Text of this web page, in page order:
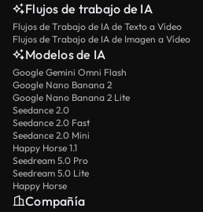
Flujos de trabajo de IA
Flujos de Trabajo de IA de Texto a Vídeo
Flujos de Trabajo de IA de Imagen a Vídeo
Modelos de IA
Google Gemini Omni Flash
Google Nano Banana 2
Google Nano Banana 2 Lite
Seedance 2.0
Seedance 2.0 Fast
Seedance 2.0 Mini
Happy Horse 1.1
Seedream 5.0 Pro
Seedream 5.0 Lite
Happy Horse
Compañía